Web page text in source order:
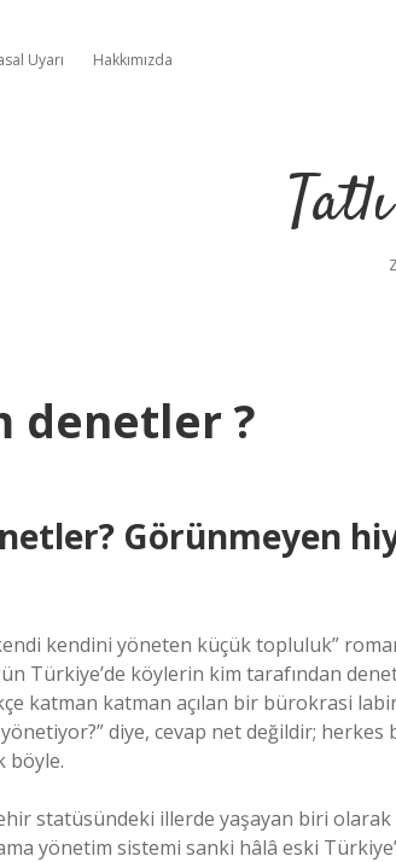
Uyarı Hakkımızda
denetler ?
Görünmeyen
kendini yöneten küçük topluluk”
Türkiye’de köylerin kim tarafından
katman katman açılan bir bürokrasi
diye, cevap net değildir;
böyle.
statüsündeki illerde yaşayan biri
yönetim sistemi sanki hâlâ eski